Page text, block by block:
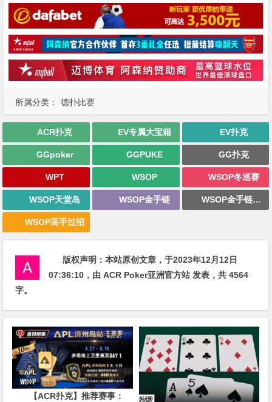
所属分类： 德扑比赛
ACR扑克 EV专属大宝箱 EV扑克
GGpoker GGPUKE GG扑克
WPT WSOP WSOP冬巡赛
WSOP天堂岛 WSOP金手链 WSOP金手链战报
WSOP高手过招
版权声明：本站原创文章，于2023年12月12日
07:36:10 ，由ACR Poker亚洲官方站 发表，共 4564
字。
【ACR扑克】推荐赛事：